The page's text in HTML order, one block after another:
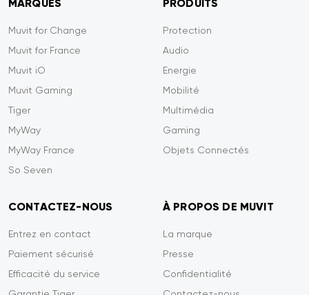
MARQUES
Muvit for Change
Muvit for France
Muvit iO
Muvit Gaming
Tiger
MyWay
MyWay France
So Seven
PRODUITS
Protection
Audio
Energie
Mobilité
Multimédia
Gaming
Objets Connectés
CONTACTEZ-NOUS
Entrez en contact
Paiement sécurisé
Efficacité du service
À PROPOS DE MUVIT
La marque
Presse
Confidentialité